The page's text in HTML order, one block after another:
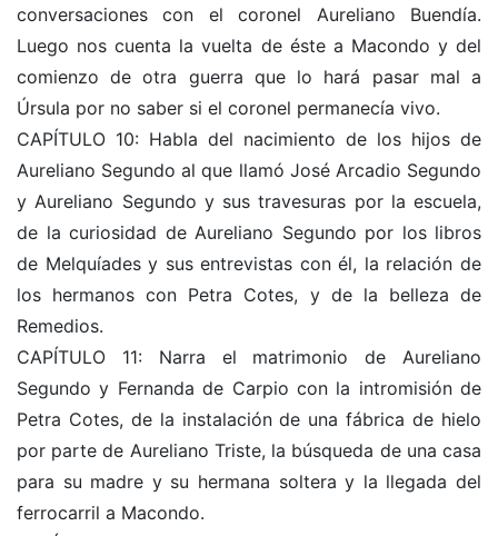
conversaciones con el coronel Aureliano Buendía.
Luego nos cuenta la vuelta de éste a Macondo y del
comienzo de otra guerra que lo hará pasar mal a
Úrsula por no saber si el coronel permanecía vivo.
CAPÍTULO 10: Habla del nacimiento de los hijos de
Aureliano Segundo al que llamó José Arcadio Segundo
y Aureliano Segundo y sus travesuras por la escuela,
de la curiosidad de Aureliano Segundo por los libros
de Melquíades y sus entrevistas con él, la relación de
los hermanos con Petra Cotes, y de la belleza de
Remedios.
CAPÍTULO 11: Narra el matrimonio de Aureliano
Segundo y Fernanda de Carpio con la intromisión de
Petra Cotes, de la instalación de una fábrica de hielo
por parte de Aureliano Triste, la búsqueda de una casa
para su madre y su hermana soltera y la llegada del
ferrocarril a Macondo.